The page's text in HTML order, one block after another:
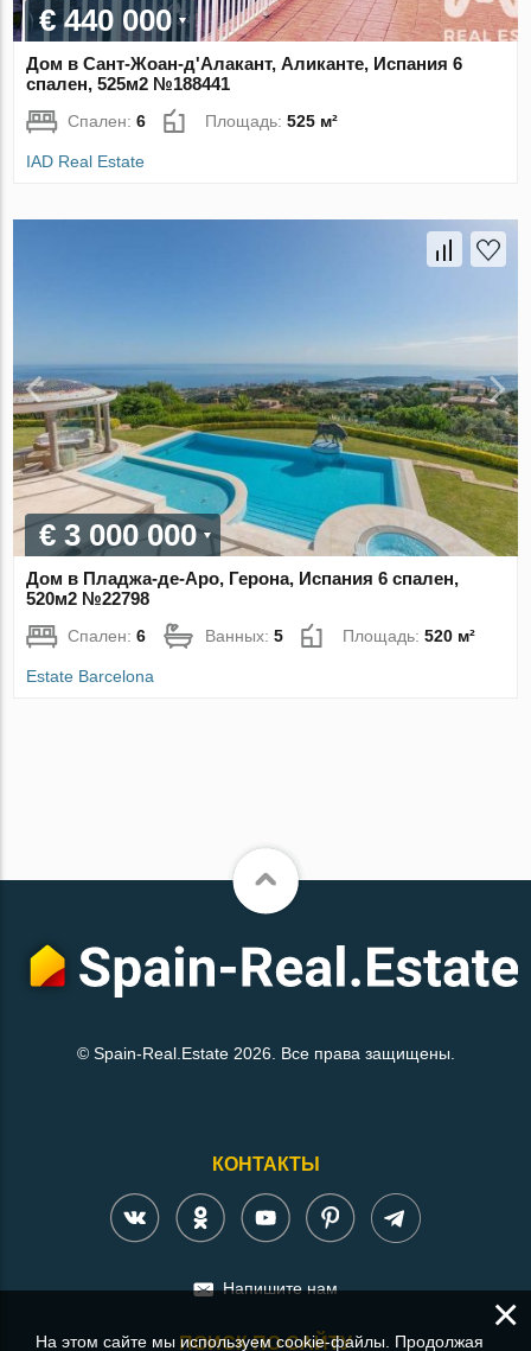
€ 440 000
Дом в Сант-Жоан-д'Алакант, Аликанте, Испания 6
спален, 525м2 №188441
Спален:6 Площадь:525 м²
IAD Real Estate
€ 3 000 000
Дом в Пладжа-де-Аро, Герона, Испания 6 спален,
520м2 №22798
Спален:6 Ванных:5 Площадь:520 м²
Estate Barcelona
© Spain-Real.Estate 2026. Все права защищены.
КОНТАКТЫ
Напишите нам
ПОИСК ПО САЙТУ
×
На этом сайте мы используем cookie-файлы. Продолжая